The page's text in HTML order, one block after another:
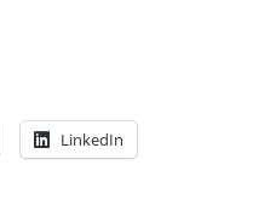
LinkedIn